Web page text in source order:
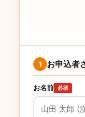
1 お申込者
お名前 必須